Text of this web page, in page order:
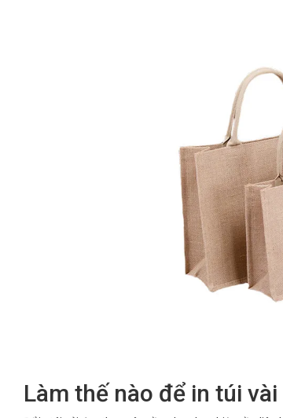
Làm thế nào để in túi